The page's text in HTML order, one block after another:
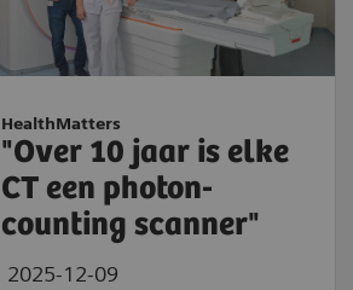
HealthMatters
"Over 10 jaar is elke
CT een photon-
counting scanner"
2025-12-09